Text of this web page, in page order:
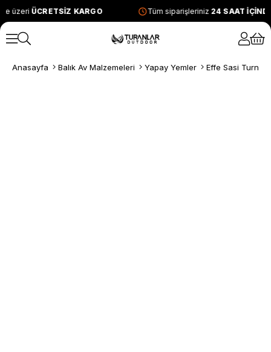
üzeri ÜCRETSİZ KARGO Tüm siparişleriniz 24 SAAT
Anasayfa Balık Av Malzemeleri Yapay Yemler Effe Sasi Turna